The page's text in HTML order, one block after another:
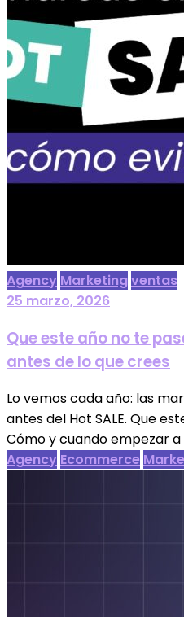
Agency Marketingventas
25 marzo, 2026
Que este año no te
antes de lo que crees
Lo vemos cada año: las
antes del Hot SALE. Que
Cómo y cuando empezar
Agency Ecommerce